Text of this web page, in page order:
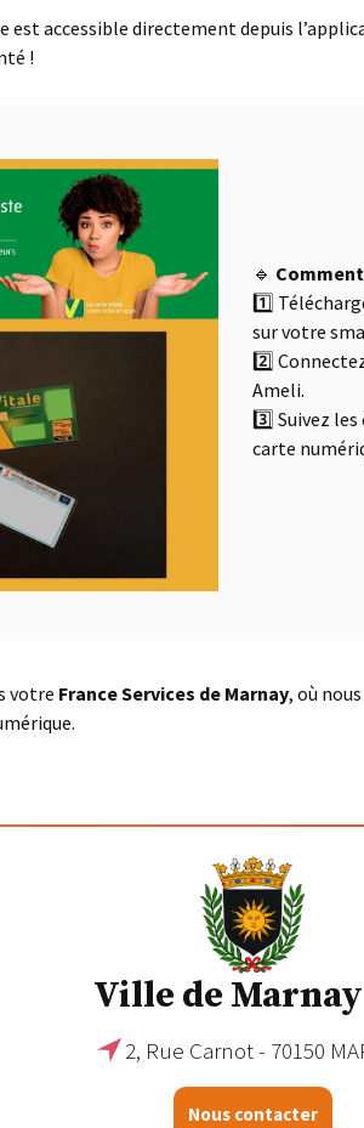
est accessible directement depuis
!
🔹
1️⃣
sur votre
2️⃣
Ameli.
3️⃣ Suivez
carte
votre France Services de Marnay, où
Ville de Marnay
2, Rue Carnot - 70150
Nous contacter